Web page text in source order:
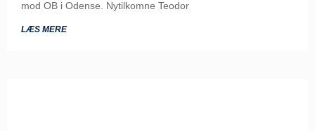
mod OB i Odense. Nytilkomne Teodor
LÆS MERE